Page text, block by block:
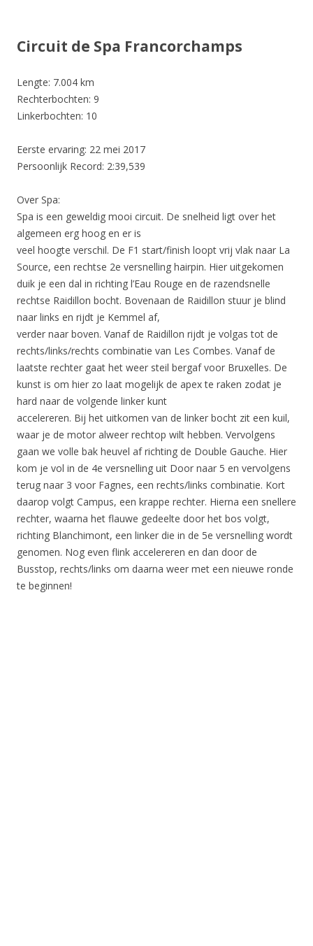
Circuit de Spa Francorchamps
Lengte: 7.004 km
Rechterbochten: 9
Linkerbochten: 10
Eerste ervaring: 22 mei 2017
Persoonlijk Record: 2:39,539
Over Spa:
Spa is een geweldig mooi circuit. De snelheid ligt over het
algemeen erg hoog en er is
veel hoogte verschil. De F1 start/finish loopt vrij vlak naar La
Source, een rechtse 2e versnelling hairpin. Hier uitgekomen
duik je een dal in richting l’Eau Rouge en de razendsnelle
rechtse Raidillon bocht. Bovenaan de Raidillon stuur je blind
naar links en rijdt je Kemmel af,
verder naar boven. Vanaf de Raidillon rijdt je volgas tot de
rechts/links/rechts combinatie van Les Combes. Vanaf de
laatste rechter gaat het weer steil bergaf voor Bruxelles. De
kunst is om hier zo laat mogelijk de apex te raken zodat je
hard naar de volgende linker kunt
accelereren. Bij het uitkomen van de linker bocht zit een kuil,
waar je de motor alweer rechtop wilt hebben. Vervolgens
gaan we volle bak heuvel af richting de Double Gauche. Hier
kom je vol in de 4e versnelling uit Door naar 5 en vervolgens
terug naar 3 voor Fagnes, een rechts/links combinatie. Kort
daarop volgt Campus, een krappe rechter. Hierna een snellere
rechter, waarna het flauwe gedeelte door het bos volgt,
richting Blanchimont, een linker die in de 5e versnelling wordt
genomen. Nog even flink accelereren en dan door de
Busstop, rechts/links om daarna weer met een nieuwe ronde
te beginnen!